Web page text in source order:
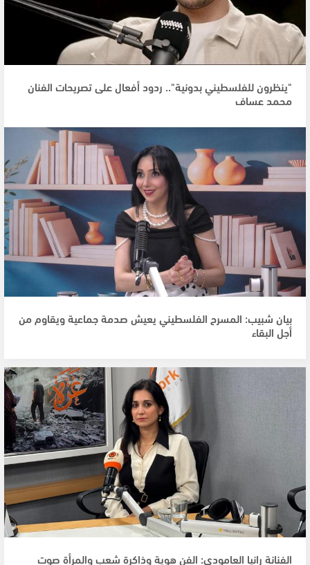
"ينظرون للفلسطيني بدونية".. ردود أفعال على تصريحات الفنان
محمد عساف
بيان شبيب: المسرح الفلسطيني يعيش صدمة جماعية ويقاوم من
أجل البقاء
الفنانة رانيا العامودي: الفن هوية وذاكرة شعب والمرأة صوت